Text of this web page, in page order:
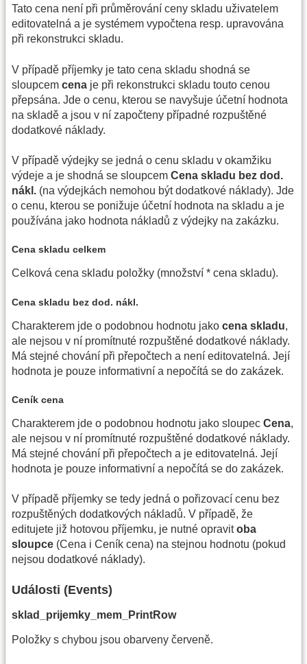
Tato cena není při průměrování ceny skladu uživatelem
editovatelná a je systémem vypočtena resp. upravována
při rekonstrukci skladu.
V případě příjemky je tato cena skladu shodná se
sloupcem cena je při rekonstrukci skladu touto cenou
přepsána. Jde o cenu, kterou se navyšuje účetní hodnota
na skladě a jsou v ní započteny případné rozpuštěné
dodatkové náklady.
V případě výdejky se jedná o cenu skladu v okamžiku
výdeje a je shodná se sloupcem Cena skladu bez dod.
nákl. (na výdejkách nemohou být dodatkové náklady). Jde
o cenu, kterou se ponižuje účetní hodnota na skladu a je
používána jako hodnota nákladů z výdejky na zakázku.
Cena skladu celkem
Celková cena skladu položky (množství * cena skladu).
Cena skladu bez dod. nákl.
Charakterem jde o podobnou hodnotu jako cena skladu,
ale nejsou v ní promítnuté rozpuštěné dodatkové náklady.
Má stejné chování při přepočtech a není editovatelná. Její
hodnota je pouze informativní a nepočítá se do zakázek.
Ceník cena
Charakterem jde o podobnou hodnotu jako sloupec Cena,
ale nejsou v ní promítnuté rozpuštěné dodatkové náklady.
Má stejné chování při přepočtech a je editovatelná. Její
hodnota je pouze informativní a nepočítá se do zakázek.
V případě příjemky se tedy jedná o pořizovací cenu bez
rozpuštěných dodatkových nákladů. V případě, že
editujete již hotovou příjemku, je nutné opravitoba
sloupce (Cena i Ceník cena) na stejnou hodnotu (pokud
nejsou dodatkové náklady).
Události (Events)
sklad_prijemky_mem_PrintRow
Položky s chybou jsou obarveny červeně.